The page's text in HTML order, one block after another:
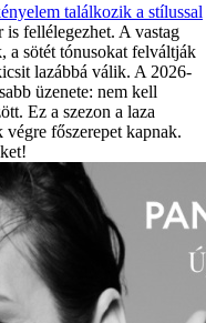
találkozik a stílussal
fellélegezhet. A vastag
a sötét tónusokat felváltják
lazábbá válik. A 2026-
üzenete: nem kell
Ez a szezon a laza
főszerepet kapnak.